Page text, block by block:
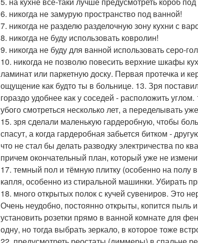
6. никогда не замурую пространство под ванной!
7. никогда не разделю разделочную зону кухни с
8. никогда не буду использовать ковролин!
9. никогда не буду для ванной использовать серо-
10. никогда не позволю повесить верхние шкафы
ламинат или паркетную доску. Первая протечка и
ощущение как будто ты в больнице. 13. Зря
гораздо удобнее как у соседей - расположить
убого смотреться несколько лет, а переделывать
15. зря сделали маленькую гардеробную, чтобы
спасут, а когда гардеробная забьется битком -
что не стал бы делать разводку электричества по
причем окончательный план, который уже не
17. темный пол и тёмную плитку (особенно на полу
капля, особенно из стиральной машинки. Убирать
18. много открытых полок с кучей сувениров. Это
Очень неудобно, постоянно открыты, копится
установить розетки прямо в ванной комнате для
одну, но тогда выбрать зеркало, в которое тоже